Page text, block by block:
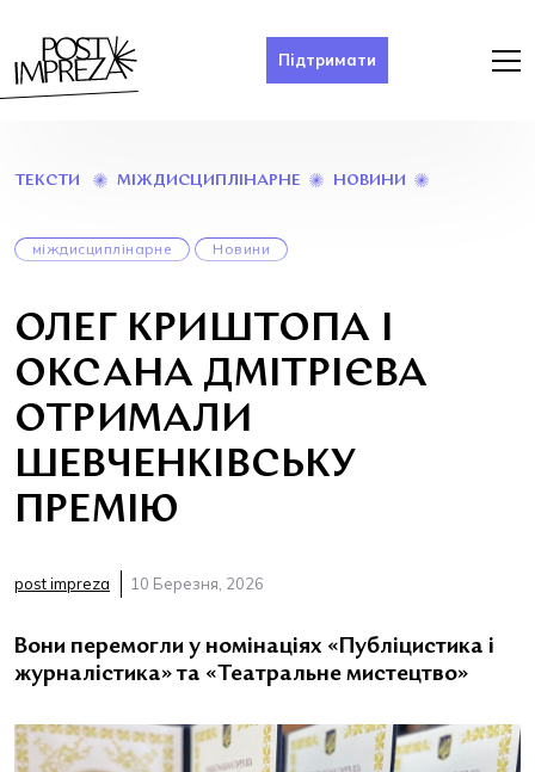
Підтримати
ТЕКСТИ МІЖДИСЦИПЛІНАРНЕ НОВИНИ
міждисциплінарне Новини
ОЛЕГ КРИШТОПА І
ОКСАНА ДМІТРІЄВА
ОТРИМАЛИ
ШЕВЧЕНКІВСЬКУ
ПРЕМІЮ
post impreza 10 Березня, 2026
Вони перемогли у номінаціях «Публіцистика і
журналістика» та «Театральне мистецтво»